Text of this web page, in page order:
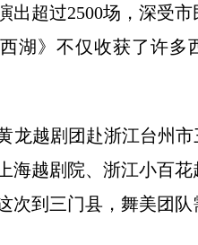
出超过2500场，深受
湖》不仅收获了许多
越剧团赴浙江台州市
海越剧院、浙江小百
次到三门县，舞美团